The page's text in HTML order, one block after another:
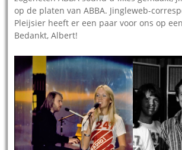
op de platen van ABBA. Jingleweb-
Pleijsier heeft er een paar voor ons op
Bedankt, Albert!